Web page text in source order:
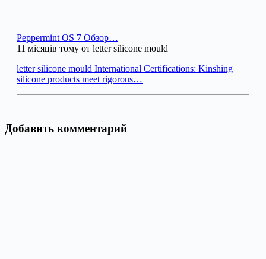
Peppermint OS 7 Обзор…
11 місяців тому от letter silicone mould
letter silicone mould International Certifications: Kinshing
silicone products meet rigorous…
Добавить комментарий